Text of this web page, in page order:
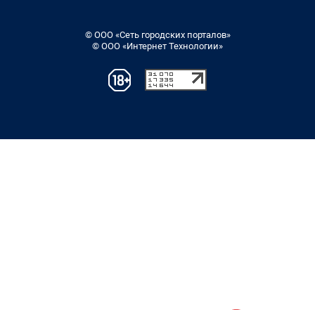
© ООО «Сеть городских порталов»
© ООО «Интернет Технологии»